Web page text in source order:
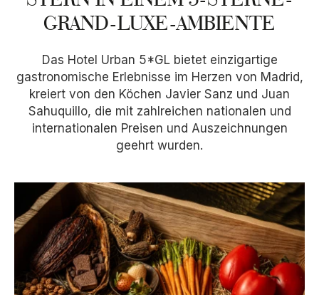
GRAND-LUXE-AMBIENTE
Das Hotel Urban 5*GL bietet einzigartige
gastronomische Erlebnisse im Herzen von Madrid,
kreiert von den Köchen Javier Sanz und Juan
Sahuquillo, die mit zahlreichen nationalen und
internationalen Preisen und Auszeichnungen
geehrt wurden.